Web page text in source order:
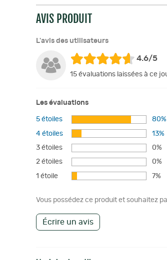
AVIS PRODUIT
L'avis des utilisateurs
4.6/5
15 évaluations laissées à ce
Les évaluations
5 étoiles 80%
4 étoiles 13%
3 étoiles 0%
2 étoiles 0%
1 étoile 7%
Vous possédez ce produit et souhaitez
Écrire un avis